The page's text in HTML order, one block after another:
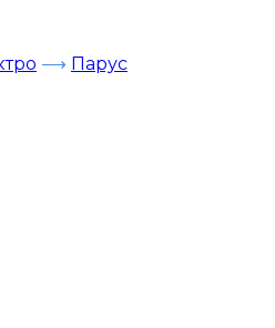
⟶ Парус